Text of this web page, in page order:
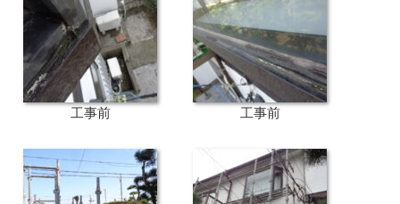
工事前 工事前